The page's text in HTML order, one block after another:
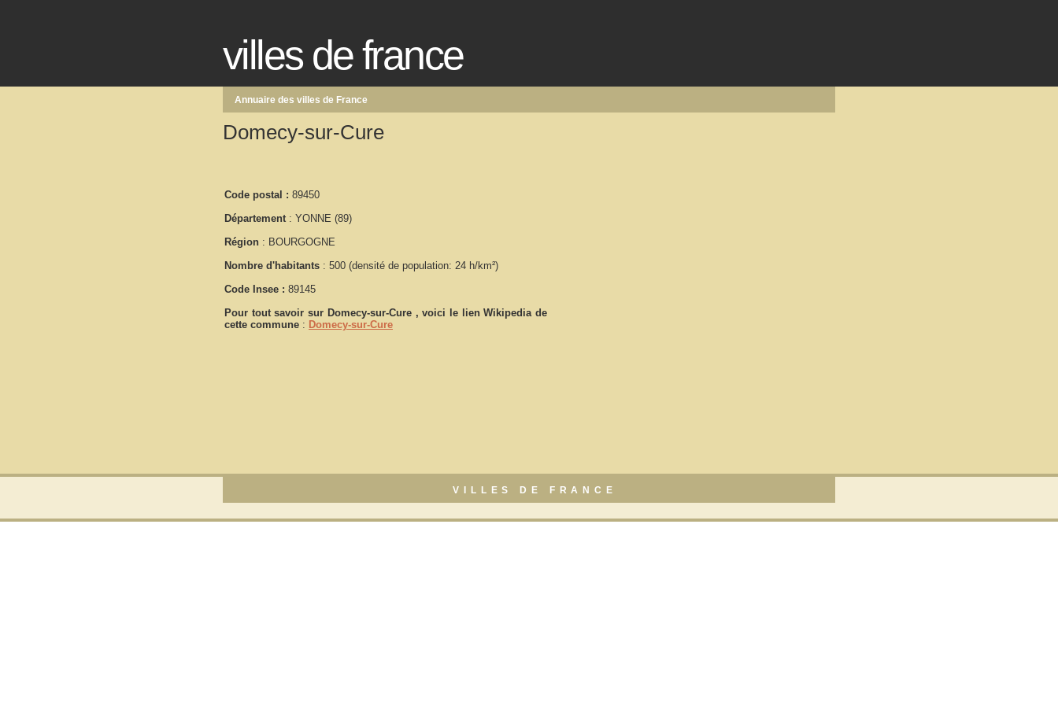
villes de france
Annuaire des villes de France
Domecy-sur-Cure
Code postal : 89450
Département : YONNE (89)
Région : BOURGOGNE
Nombre d'habitants : 500 (densité de population: 24 h/km²)
Code Insee : 89145
Pour tout savoir sur Domecy-sur-Cure, voici le lien Wikipedia de
cette commune : Domecy-sur-Cure
VILLES DE FRANCE